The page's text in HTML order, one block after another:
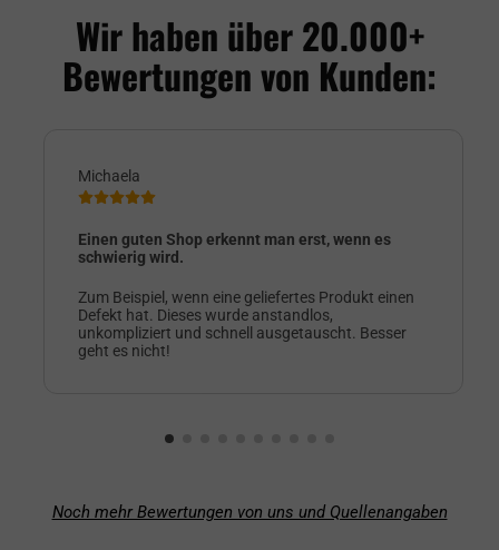
Wir haben über 20.000+
Bewertungen von Kunden:
Michaela
Einen guten Shop erkennt man erst, wenn es
schwierig wird.
Zum Beispiel, wenn eine geliefertes Produkt einen
Defekt hat. Dieses wurde anstandlos,
unkompliziert und schnell ausgetauscht. Besser
geht es nicht!
Noch mehr Bewertungen von uns und Quellenangaben